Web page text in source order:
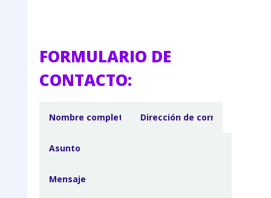
FORMULARIO DE
CONTACTO: